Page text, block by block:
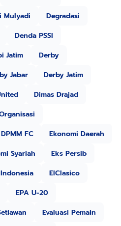
Mulyadi
Degradasi
Denda PSSI
Jatim
Derby
Jabar
Derby Jatim
Dimas Drajad
DPMM FC
Ekonomi Daerah
Syariah
Eks Persib
ElClasico
EPA U-20
Evaluasi Pemain